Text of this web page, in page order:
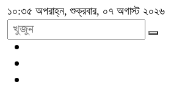
১০:৩৫ অপরাহ্ন, শুক্রবার, ০৭ অগাস্ট ২০২৬